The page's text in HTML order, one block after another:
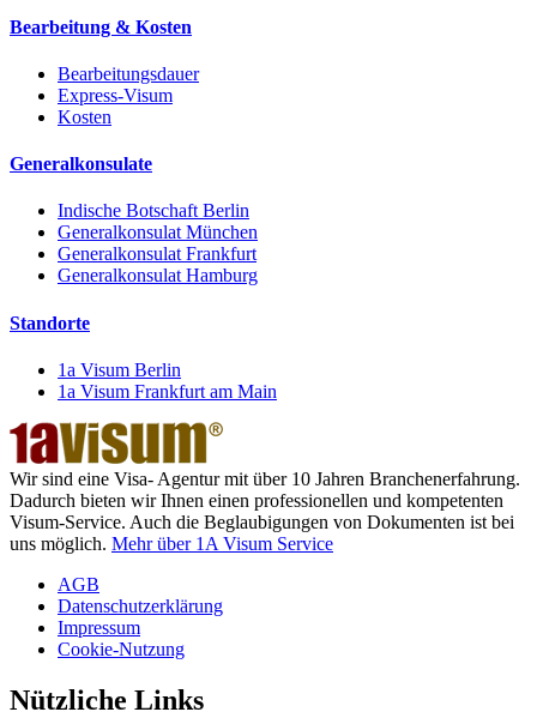
Bearbeitung & Kosten
Bearbeitungsdauer
Express-Visum
Kosten
Generalkonsulate
Indische Botschaft Berlin
Generalkonsulat München
Generalkonsulat Frankfurt
Generalkonsulat Hamburg
Standorte
1a Visum Berlin
1a Visum Frankfurt am Main
Wir sind eine Visa- Agentur mit über 10 Jahren Branchenerfahrung.
Dadurch bieten wir Ihnen einen professionellen und kompetenten
Visum-Service. Auch die Beglaubigungen von Dokumenten ist bei
uns möglich. Mehr über 1A Visum Service
AGB
Datenschutzerklärung
Impressum
Cookie-Nutzung
Nützliche Links